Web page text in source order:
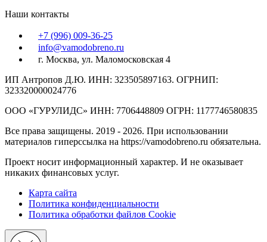
Наши контакты
+7 (996) 009-36-25
info@vamodobreno.ru
г. Москва, ул. Маломосковская 4
ИП Антропов Д.Ю. ИНН: 323505897163. ОГРНИП:
323320000024776
ООО «ГУРУЛИДС» ИНН: 7706448809 ОГРН: 1177746580835
Все права защищены. 2019 - 2026. При использовании
материалов гиперссылка на https://vamodobreno.ru обязательна.
Проект носит информационный характер. И не оказывает
никаких финансовых услуг.
Карта сайта
Политика конфиденциальности
Политика обработки файлов Cookie